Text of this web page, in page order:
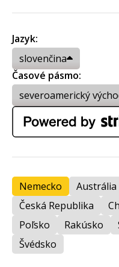
Jazyk:
slovenčina
Časové pásmo:
severoamerický
Nemecko Austrália
Česká Republika
Poľsko
Rakúsko
Švédsko